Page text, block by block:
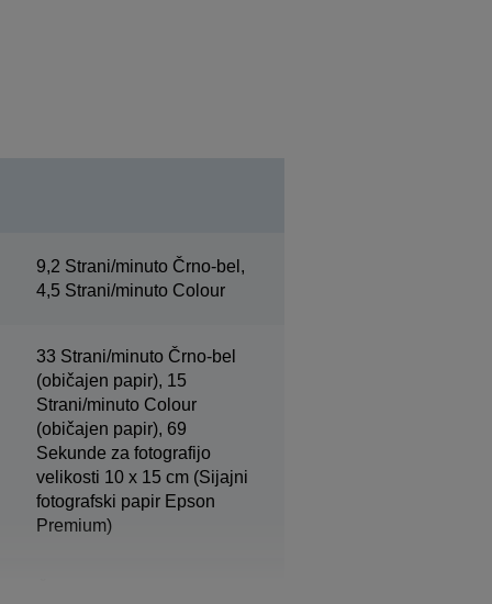
9,2 Strani/minuto Črno-bel,
4,5 Strani/minuto Colour
33 Strani/minuto Črno-bel
(običajen papir), 15
Strani/minuto Colour
(običajen papir), 69
Sekunde za fotografijo
velikosti 10 x 15 cm (Sijajni
fotografski papir Epson
Premium)